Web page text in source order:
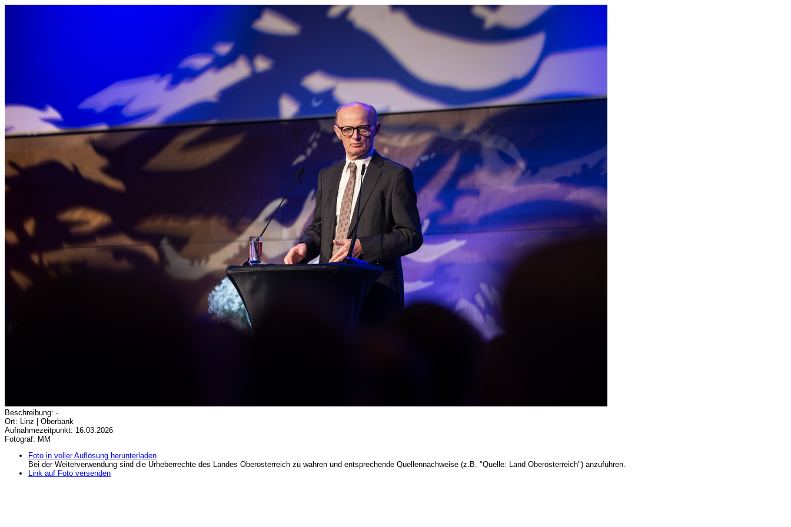
Beschreibung: -
Ort: Linz | Oberbank
Aufnahmezeitpunkt: 16.03.2026
Fotograf: MM
Foto in voller Auflösung herunterladen
Bei der Weiterverwendung sind die Urheberrechte des Landes Oberösterreich zu wahren und entsprechende Quellennachweise (z.B. "Quelle: Land Oberösterreich") anzuführen.
Link auf Foto versenden